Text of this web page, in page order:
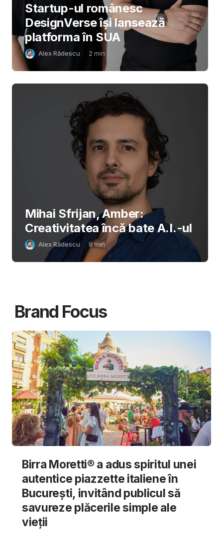
Startup-ul românesc
DesignVerse își lansează
platforma în SUA
Alex Rădescu 2 min
Mihai Sfrijan, Amber:
Creativitatea încă bate A.I.-ul
Alex Rădescu 8min
Brand Focus
Birra Moretti® a adus spiritul unei
autentice piazzette italiene în
București, invitând publicul să
savureze plăcerile simple ale
vieții